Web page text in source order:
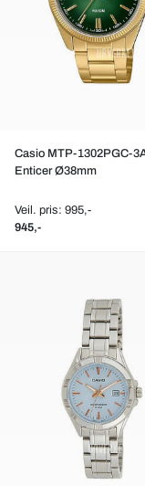
Casio MTP-1302PGC-
Enticer Ø38mm
Veil. pris: 995,-
945,-